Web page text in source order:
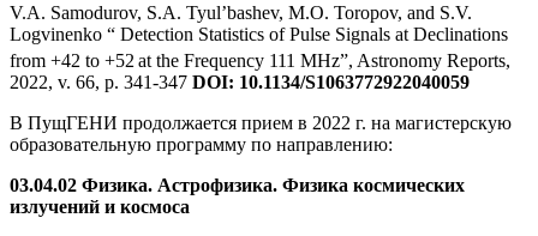
V.A. Samodurov, S.A. Tyul’bashev, M.O. Toropov, and S.V.
Logvinenko “ Detection Statistics of Pulse Signals at Declinations
from +42 to +52 at the Frequency 111 MHz”, Astronomy Reports,
2022, v. 66, p. 341-347 DOI: 10.1134/S1063772922040059
В ПущГЕНИ продолжается прием в 2022 г. на магистерскую
образовательную программу по направлению:
03.04.02 Физика. Астрофизика. Физика космических
излучений и космоса